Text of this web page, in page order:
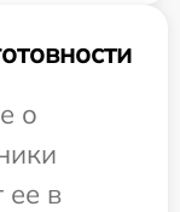
о
ее в